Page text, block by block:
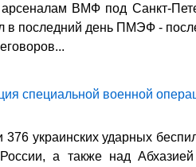
ВМФ под Санкт-
последний день ПМЭФ - после
специальной военной
украинских ударных
а также над